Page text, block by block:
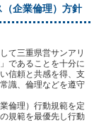
企業倫理）方針
て三重県営サンアリ
であることを十分に
信頼と共感を得、支
識、倫理などを遵守
倫理）行動規範を定
規範を最優先し行動